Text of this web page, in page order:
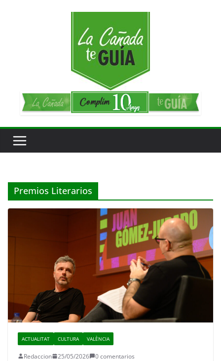
Premios Literarios
ACTUALITAT CULTURA VALÈNCIA
Redaccion 25/05/2026
0 comentarios